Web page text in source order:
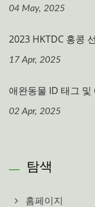
04 May, 2025
2023 HKTDC 홍콩
17 Apr, 2025
애완동물 ID 태그
02 Apr, 2025
탐색
홈페이지